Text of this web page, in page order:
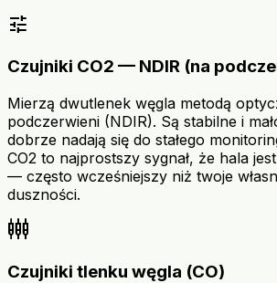
tune
Czujniki CO2 — NDIR (na
Mierzą dwutlenek węgla metodą
podczerwieni (NDIR). Są stabilne i
dobrze nadają się do stałego
CO2 to najprostszy sygnał, że hala
— często wcześniejszy niż twoje
duszności.
settings_input_component
Czujniki tlenku węgla (CO)